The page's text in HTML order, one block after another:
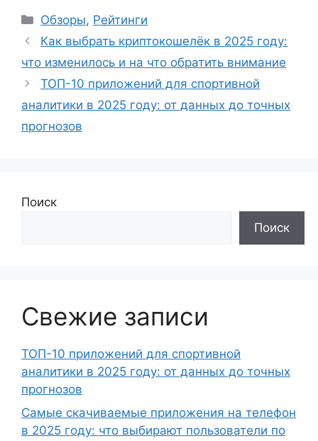
Рубрики
Обзоры, Рейтинги
Как выбрать криптокошелёк в 2025 году:
что изменилось и на что обратить внимание
ТОП-10 приложений для спортивной
аналитики в 2025 году: от данных до точных
прогнозов
Поиск
Поиск
Свежие записи
ТОП-10 приложений для спортивной
аналитики в 2025 году: от данных до точных
прогнозов
Самые скачиваемые приложения на телефон
в 2025 году: что выбирают пользователи по